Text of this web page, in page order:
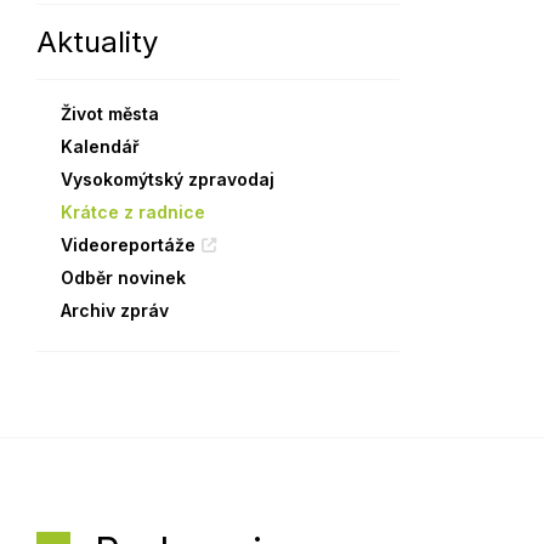
Sodomkovo Vysoké Mýto
Komise
Symboly města
Aktuality
Život města
Kalendář
Vysokomýtský zpravodaj
Krátce z radnice
Videoreportáže
Odběr novinek
Archiv zpráv